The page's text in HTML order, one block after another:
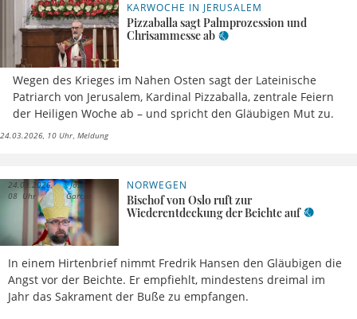
KARWOCHE IN JERUSALEM
Pizzaballa sagt Palmprozession und
Chrisammesse ab
Wegen des Krieges im Nahen Osten sagt der Lateinische
Patriarch von Jerusalem, Kardinal Pizzaballa, zentrale Feiern
der Heiligen Woche ab – und spricht den Gläubigen Mut zu.
24.03.2026, 10 Uhr Meldung
NORWEGEN
Bischof von Oslo ruft zur
Wiederentdeckung der Beichte auf
In einem Hirtenbrief nimmt Fredrik Hansen den Gläubigen die
Angst vor der Beichte. Er empfiehlt, mindestens dreimal im
Jahr das Sakrament der Buße zu empfangen.
24.03.2026,
08 Uhr
José
García